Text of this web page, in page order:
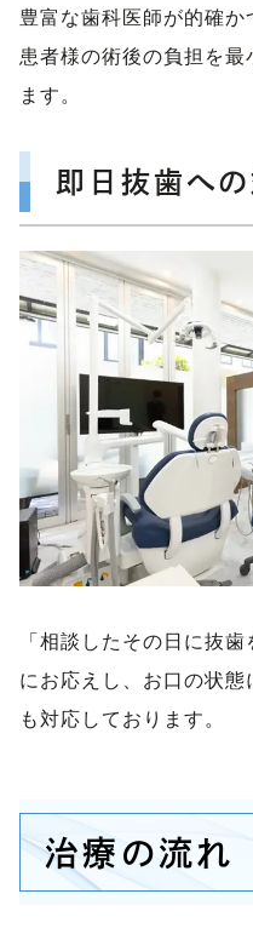
豊富な歯科医師が的確か
患者様の術後の負担を最
ます。
即日抜歯へ
「相談したその日に抜
にお応えし、お口の状
も対応しております。
治療の流れ